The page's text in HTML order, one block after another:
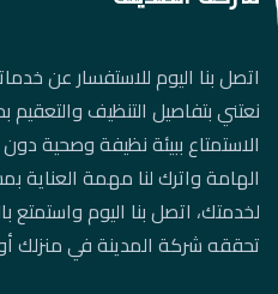
اتصل بنا اليوم للاستفسار عن
نعتني بتفاصيل التنظيف
الاستمتاع ببيئة نظيفة وصحية
الهامة واترك لنا مهمة العناية
لخدمتك، اتصل بنا اليوم واستمتع
تحققه شركة المدينة في منزلك